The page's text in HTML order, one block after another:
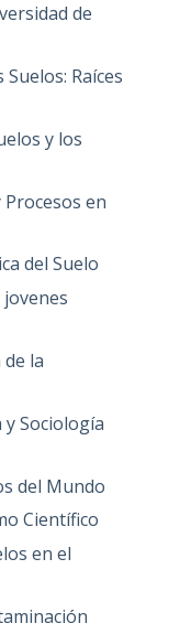
de
Raíces
y los
en
del Suelo
la
Sociología
del Mundo
Científico
en el